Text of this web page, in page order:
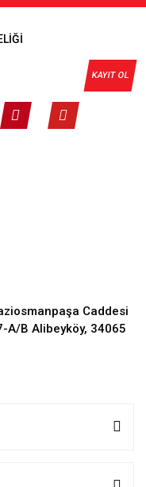
KAYIT OL
Caddesi
A/B Alibeyköy, 34065